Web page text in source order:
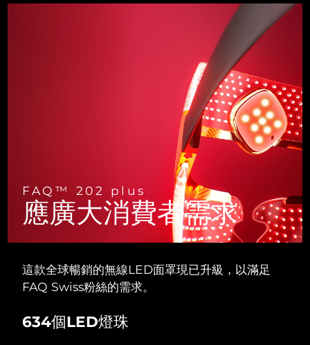
FAQ™ 202 plus
應廣大消費者需求
這款全球暢銷的無線LED面罩現已升級，以滿足
FAQ Swiss粉絲的需求。
634個LED燈珠
預計送達日期 8/8/26
預計送達日期
預計送達日期8/16/26
預計送達日期8/10/26
預計送達日期8/8/26
瑞士 預計送達日期8/8/26
台灣 預計送達日期8/13/26
泰國 預計送達日期8/12/26